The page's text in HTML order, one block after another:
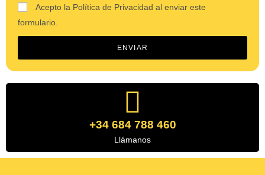
Acepto la Política de Privacidad al enviar este
formulario.
ENVIAR
+34 684 788 460
Llámanos